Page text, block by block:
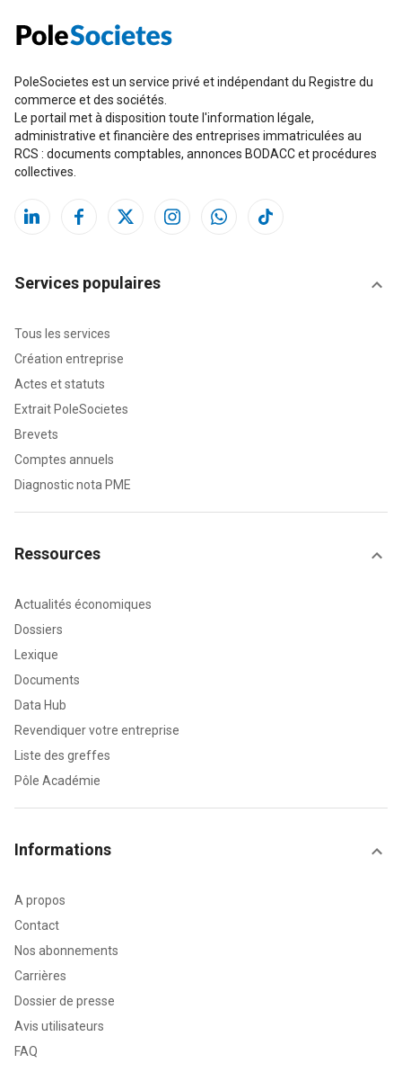
PoleSocietes est un service privé et indépendant du Registre du
commerce et des sociétés.
Le portail met à disposition toute l'information légale,
administrative et financière des entreprises immatriculées au
RCS : documents comptables, annonces BODACC et procédures
collectives.
Services populaires
Tous les services
Création entreprise
Actes et statuts
Extrait PoleSocietes
Brevets
Comptes annuels
Diagnostic nota PME
Ressources
Actualités économiques
Dossiers
Lexique
Documents
Data Hub
Revendiquer votre entreprise
Liste des greffes
Pôle Académie
Informations
A propos
Contact
Nos abonnements
Carrières
Dossier de presse
Avis utilisateurs
FAQ